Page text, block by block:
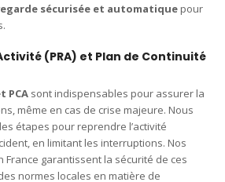
sécurisée et automatique pour
(PRA) et Plan de Continuité
PCA sont indispensables pour assurer la
même en cas de crise majeure. Nous
étapes pour reprendre l’activité
en limitant les interruptions. Nos
garantissent la sécurité de ces
normes locales en matière de